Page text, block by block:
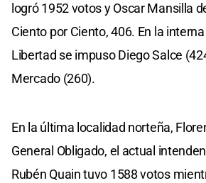
logró 1952 votos y Oscar Mansilla
Ciento por Ciento, 406. En la
Libertad se impuso Diego Salce
Mercado (260).
En la última localidad norteña,
General Obligado, el actual
Rubén Quain tuvo 1588 votos